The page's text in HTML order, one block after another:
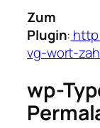
Zum
Plugin:
vg-wort-
wp-